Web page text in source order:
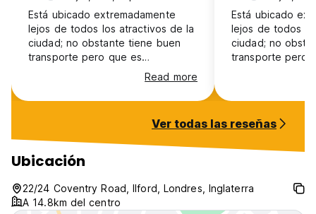
Está ubicado extremadamente
lejos de todos los atractivos de la
ciudad; no obstante tiene buen
transporte pero que es
demasiado caro en Londres. Las
habitaciones no están muy limpias.
Read more
Está ubicado
lejos de todos
ciudad; no
transporte pero
Ver todas las reseñas
Ubicación
22/24 Coventry Road, Ilford, Londres, Inglaterra
A 14.8km del centro